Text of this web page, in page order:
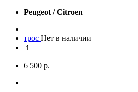
Peugeot / Citroen
трос Нет в наличии
6 500 р.